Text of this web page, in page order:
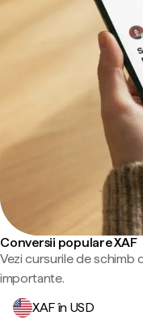
Conversii populare XAF
Vezi cursurile de schimb
importante.
XAF în USD